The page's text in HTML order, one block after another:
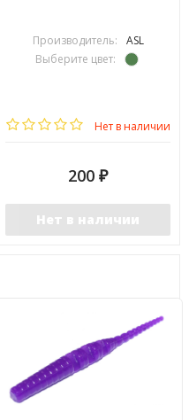
Производитель:
ASL
Выберите цвет:
Нет в наличии
200 ₽
Нет в наличии